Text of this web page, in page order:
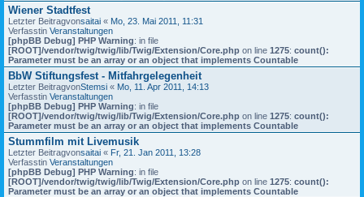
Wiener Stadtfest
Letzter Beitragvonsaitai « Mo, 23. Mai 2011, 11:31
Verfasstin Veranstaltungen
[phpBB Debug] PHP Warning: in file
[ROOT]/vendor/twig/twig/lib/Twig/Extension/Core.php on line 1275: count():
Parameter must be an array or an object that implements Countable
BbW Stiftungsfest - Mitfahrgelegenheit
Letzter BeitragvonStemsi « Mo, 11. Apr 2011, 14:13
Verfasstin Veranstaltungen
[phpBB Debug] PHP Warning: in file
[ROOT]/vendor/twig/twig/lib/Twig/Extension/Core.php on line 1275: count():
Parameter must be an array or an object that implements Countable
Stummfilm mit Livemusik
Letzter Beitragvonsaitai « Fr, 21. Jan 2011, 13:28
Verfasstin Veranstaltungen
[phpBB Debug] PHP Warning: in file
[ROOT]/vendor/twig/twig/lib/Twig/Extension/Core.php on line 1275: count():
Parameter must be an array or an object that implements Countable